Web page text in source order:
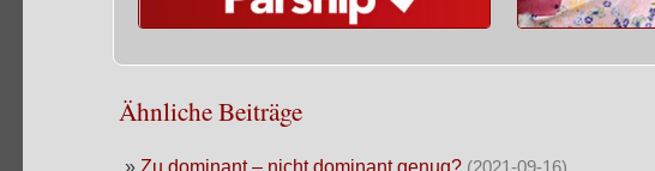
Ähnliche Beiträge
» Zu dominant – nicht dominant genug? (2021-09-16)